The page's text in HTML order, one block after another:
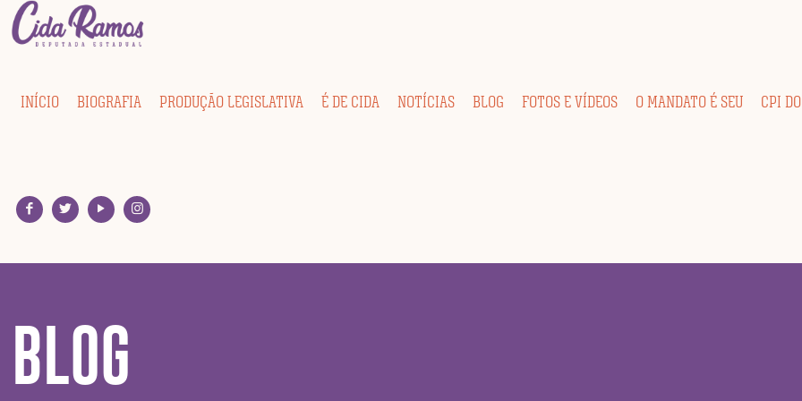
INÍCIO BIOGRAFIA PRODUÇÃO LEGISLATIVA É DE CIDA NOTÍCIAS BLOG FOTOS E VÍDEOS O MANDATO É SEU CPI
BLOG